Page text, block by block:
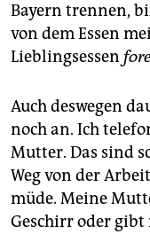
epaper login
Bayern trennen,
von dem Essen
Lieblingsessen
Auch deswegen
noch an. Ich
Mutter. Das sind
Weg von der
müde. Meine
Geschirr oder